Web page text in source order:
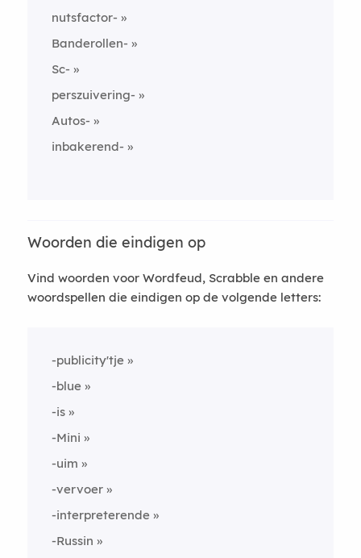
nutsfactor-
Banderollen-
Sc-
perszuivering-
Autos-
inbakerend-
Woorden die eindigen op
Vind woorden voor Wordfeud, Scrabble en andere
woordspellen die eindigen op de volgende letters:
-publicity'tje
-blue
-is
-Mini
-uim
-vervoer
-interpreterende
-Russin